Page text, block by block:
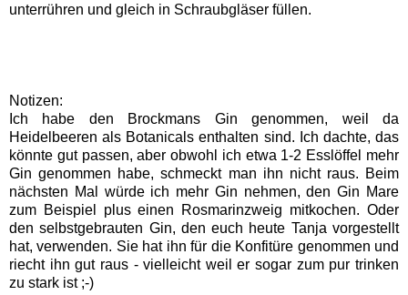
unterrühren und gleich in Schraubgläser füllen.
Notizen:
Ich habe den Brockmans Gin genommen, weil da
Heidelbeeren als Botanicals enthalten sind. Ich dachte, das
könnte gut passen, aber obwohl ich etwa 1-2 Esslöffel mehr
Gin genommen habe, schmeckt man ihn nicht raus. Beim
nächsten Mal würde ich mehr Gin nehmen, den Gin Mare
zum Beispiel plus einen Rosmarinzweig mitkochen. Oder
den selbstgebrauten Gin, den euch heute Tanja vorgestellt
hat, verwenden. Sie hat ihn für die Konfitüre genommen und
riecht ihn gut raus - vielleicht weil er sogar zum pur trinken
zu stark ist ;-)